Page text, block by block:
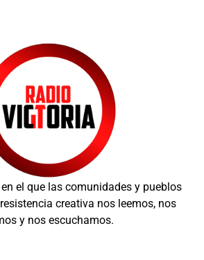
el que las comunidades y pueblos
creativa nos leemos, nos
y nos escuchamos.